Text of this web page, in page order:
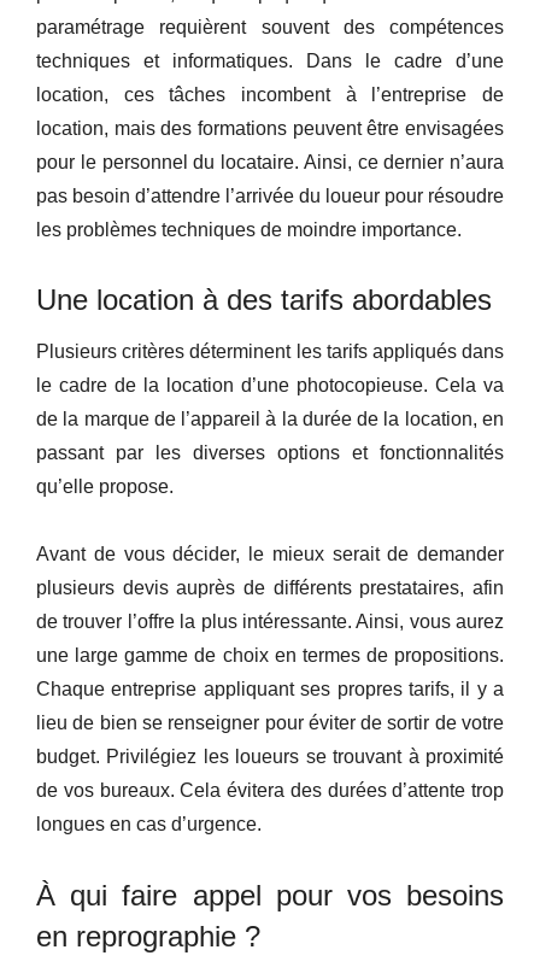
paramétrage requièrent souvent des compétences
techniques et informatiques. Dans le cadre d’une
location, ces tâches incombent à l’entreprise de
location, mais des formations peuvent être envisagées
pour le personnel du locataire. Ainsi, ce dernier n’aura
pas besoin d’attendre l’arrivée du loueur pour résoudre
les problèmes techniques de moindre importance.
Une location à des tarifs abordables
Plusieurs critères déterminent les tarifs appliqués dans
le cadre de la location d’une photocopieuse. Cela va
de la marque de l’appareil à la durée de la location, en
passant par les diverses options et fonctionnalités
qu’elle propose.
Avant de vous décider, le mieux serait de demander
plusieurs devis auprès de différents prestataires, afin
de trouver l’offre la plus intéressante. Ainsi, vous aurez
une large gamme de choix en termes de propositions.
Chaque entreprise appliquant ses propres tarifs, il y a
lieu de bien se renseigner pour éviter de sortir de votre
budget. Privilégiez les loueurs se trouvant à proximité
de vos bureaux. Cela évitera des durées d’attente trop
longues en cas d’urgence.
À qui faire appel pour vos besoins
en reprographie ?